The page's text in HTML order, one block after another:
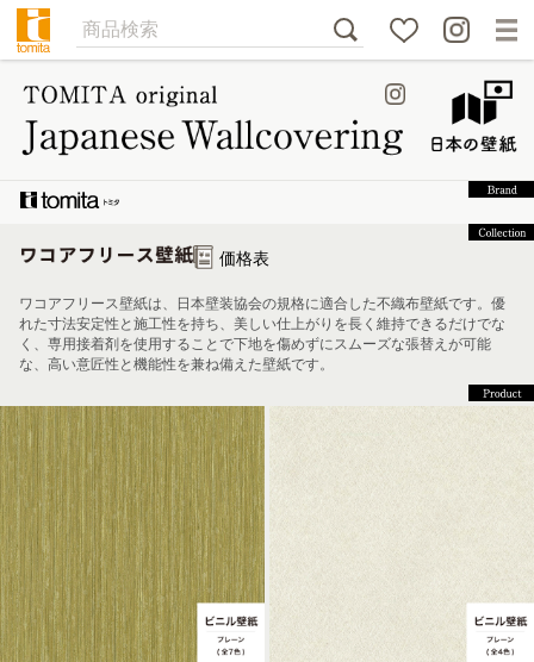
価格表
ワコアフリース壁紙は、日本壁装協会の規格に適合した不織布壁紙です。優
れた寸法安定性と施工性を持ち、美しい仕上がりを長く維持できるだけでな
く、専用接着剤を使用することで下地を傷めずにスムーズな張替えが可能
な、高い意匠性と機能性を兼ね備えた壁紙です。